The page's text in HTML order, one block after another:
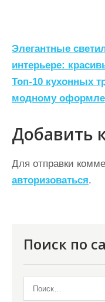
Н
а
в
и
г
а
ц
и
Элегантные
интерьере:
Топ-10 кухонных
модному
Добавить
Для отправки
авторизоваться.
Поиск по